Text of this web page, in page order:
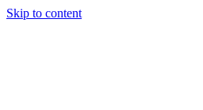
Skip to content